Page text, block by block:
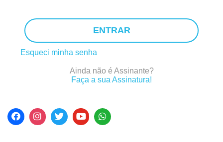
ENTRAR
Esqueci minha senha
Ainda não é Assinante?
Faça a sua Assinatura!